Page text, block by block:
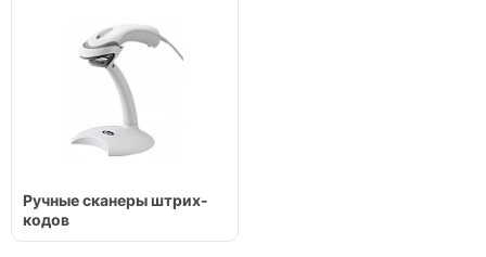
Ручные сканеры штрих-
кодов